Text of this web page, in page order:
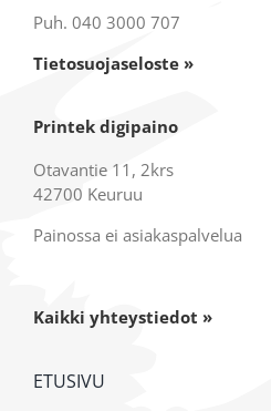
Puh. 040 3000 707
Tietosuojaseloste »
Printek digipaino
Otavantie 11, 2krs
42700 Keuruu
Painossa ei asiakaspalvelua
Kaikki yhteystiedot »
ETUSIVU